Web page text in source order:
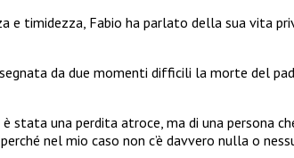
e timidezza, Fabio ha parlato della sua vita
da due momenti difficili la morte del
stata una perdita atroce, ma di una persona
nel mio caso non c’è davvero nulla o